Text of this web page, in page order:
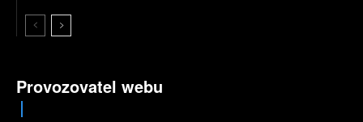
Provozovatel webu